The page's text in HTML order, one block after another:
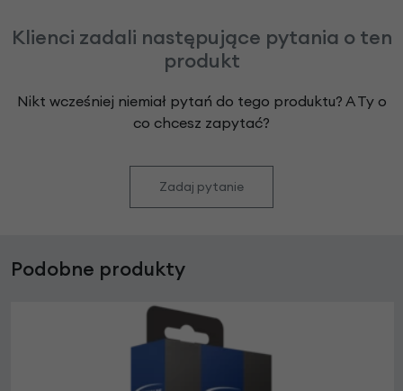
Klienci zadali następujące pytania o ten
produkt
Nikt wcześniej niemiał pytań do tego produktu? A Ty o
co chcesz zapytać?
Zadaj pytanie
Podobne produkty